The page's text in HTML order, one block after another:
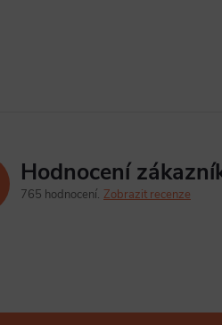
Hodnocení
765 hodnocení Zobrazit recenze